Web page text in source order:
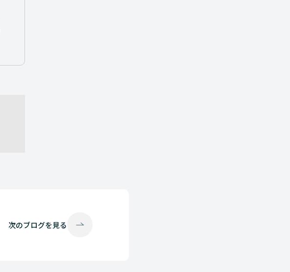
次のブログを見る